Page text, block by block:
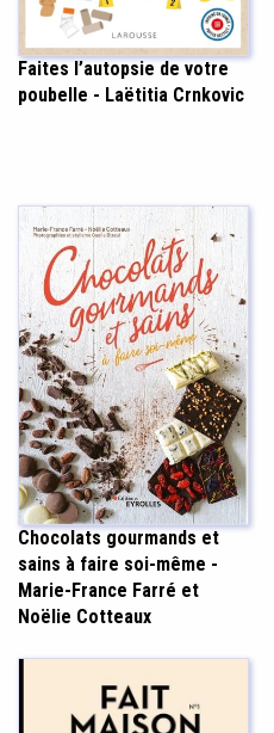
Faites l’autopsie de votre
poubelle - Laëtitia Crnkovic
Chocolats gourmands et
sains à faire soi-même -
Marie-France Farré et
Noëlie Cotteaux